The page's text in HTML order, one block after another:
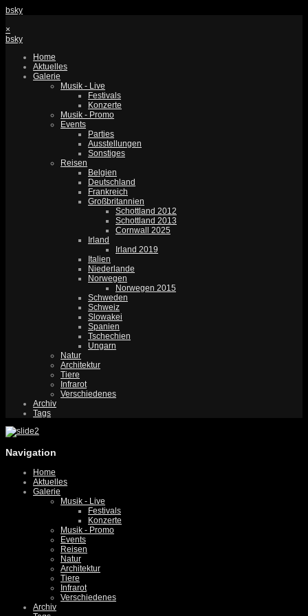
bsky
×
bsky
Home
Aktuelles
Galerie
Musik - Live
Festivals
Konzerte
Musik - Promo
Events
Parties
Ausstellungen
Sonstiges
Reisen
Belgien
Deutschland
Frankreich
Großbritannien
Schottland 2012
Schottland 2013
Cornwall 2025
Irland
Irland 2019
Italien
Niederlande
Norwegen
Norwegen 2015
Schweden
Schweiz
Slowakei
Spanien
Tschechien
Ungarn
Natur
Architektur
Tiere
Infrarot
Verschiedenes
Archiv
Tags
Navigation
Home
Aktuelles
Galerie
Musik - Live
Festivals
Konzerte
Musik - Promo
Events
Reisen
Natur
Architektur
Tiere
Infrarot
Verschiedenes
Archiv